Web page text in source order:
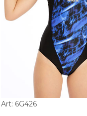
Art: 6G426